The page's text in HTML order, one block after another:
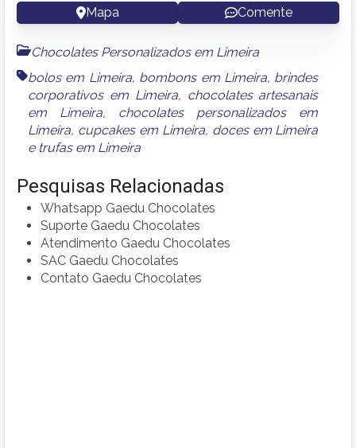
Mapa Comente
Chocolates Personalizados em Limeira
bolos em Limeira, bombons em Limeira, brindes
corporativos em Limeira, chocolates artesanais
em Limeira, chocolates personalizados em
Limeira, cupcakes em Limeira, doces em Limeira
e trufas em Limeira
Pesquisas Relacionadas
Whatsapp Gaedu Chocolates
Suporte Gaedu Chocolates
Atendimento Gaedu Chocolates
SAC Gaedu Chocolates
Contato Gaedu Chocolates